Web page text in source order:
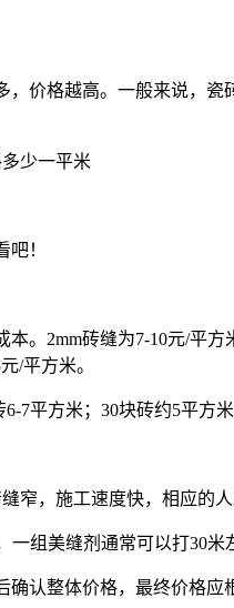
价格越高。一般来说，瓷
！
2mm砖缝为7-10元/平方
/平方米。
7平方米；30块砖约5平方
窄，施工速度快，相应的人
一组美缝剂通常可以打30米
认整体价格，最终价格应